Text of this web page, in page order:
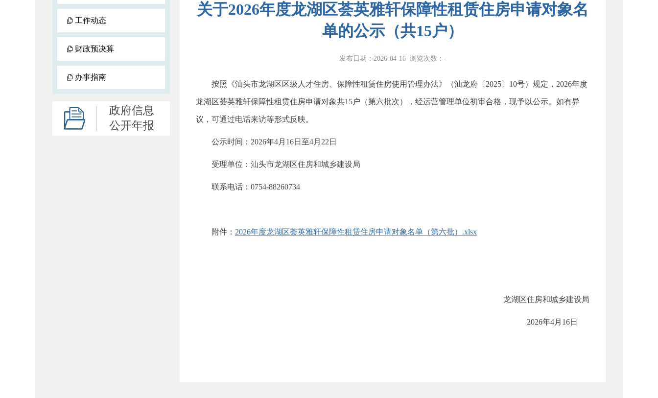
工作动态
财政预决算
办事指南
政府信息
公开年报
关于2026年度龙湖区荟英雅轩保障性租赁住房申请对象名
单的公示（共15户）
发布日期：2026-04-16 浏览次数： -
按照《汕头市龙湖区区级人才住房、保障性租赁住房使用管理办法》（汕龙府〔2025〕10号）规定，2026年度
龙湖区荟英雅轩保障性租赁住房申请对象共15户（第六批次），经运营管理单位初审合格，现予以公示。如有异
议，可通过电话来访等形式反映。
公示时间：2026年4月16日至4月22日
受理单位：汕头市龙湖区住房和城乡建设局
联系电话：0754-88260734
附件： 2026年度龙湖区荟英雅轩保障性租赁住房申请对象名单（第六批）.xlsx
龙湖区住房和城乡建设局
2026年4月16日